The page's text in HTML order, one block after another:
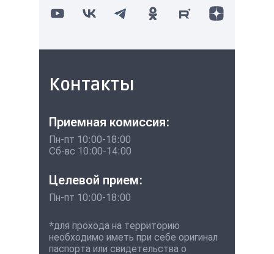
Контакты
Приемная комиссия:
Пн-пт 10:00-18:00
Сб-вс 10:00-14:00
Целевой прием:
Пн-пт 10:00-18:00
*для прохода на территорию
необходимо иметь при себе оригинал
паспорта или свидетельства о